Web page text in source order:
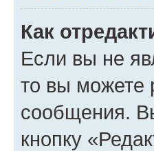
Как
Если вы не
то вы можете
сообщения.
кнопку